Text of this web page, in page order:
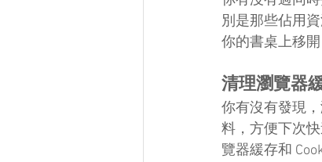
別是那些佔用
你的書桌上移
清理瀏覽器
你有沒有發現
料，方便下次
覽器緩存和